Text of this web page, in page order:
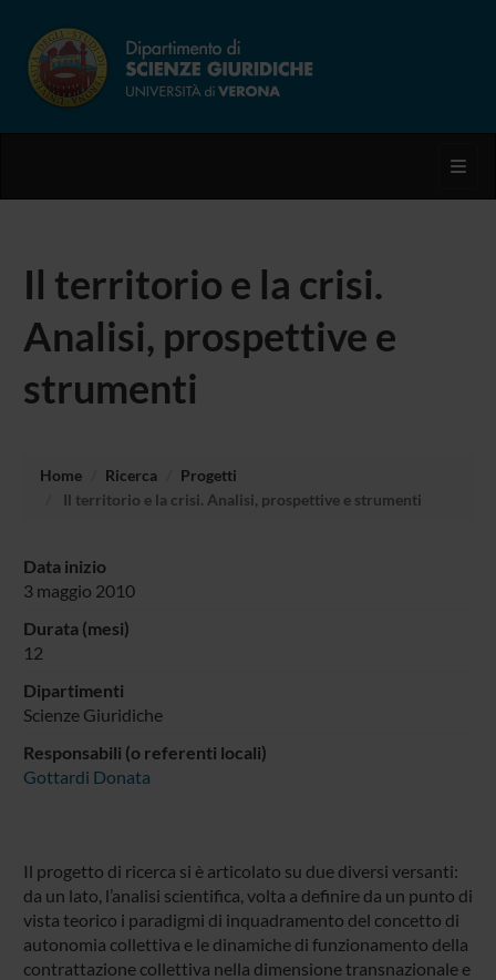
Il territorio e la crisi.
Analisi, prospettive e
strumenti
Home Ricerca
Progetti
Il territorio e la crisi. Analisi, prospettive e strumenti
Data inizio
3 maggio 2010
Durata (mesi)
12
Dipartimenti
Scienze Giuridiche
Responsabili (o referenti locali)
Gottardi Donata
Il progetto di ricerca si è articolato su due diversi versanti:
da un lato, l’analisi scientifica, volta a definire da un punto di
vista teorico i paradigmi di inquadramento del concetto di
autonomia collettiva e le dinamiche di funzionamento della
contrattazione collettiva nella dimensione transnazionale e